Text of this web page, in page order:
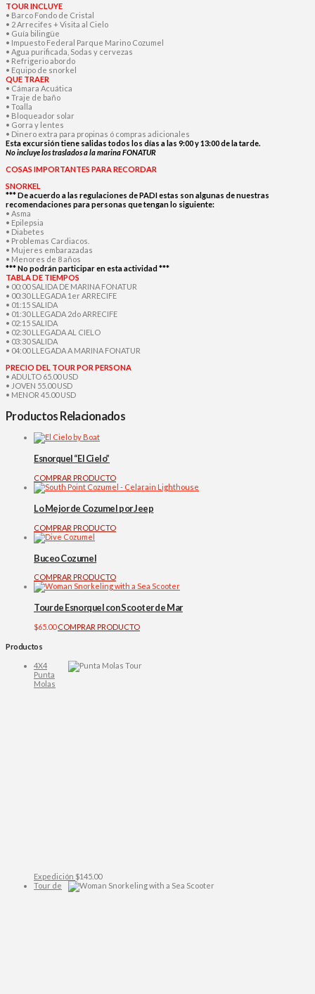
TOUR INCLUYE
• Barco Fondo de Cristal
• 2 Arrecifes + Visita al Cielo
• Guía bilingüe
• Impuesto Federal Parque Marino Cozumel
• Agua purificada, Sodas y cervezas
• Refrigerio abordo
• Equipo de snorkel
QUE TRAER
• Cámara Acuática
• Traje de baño
• Toalla
• Bloqueador solar
• Gorra y lentes
• Dinero extra para propinas ó compras adicionales
Esta excursión tiene salidas todos los días a las 9:00 y 13:00 de la tarde.
No incluye los traslados a la marina FONATUR
COSAS IMPORTANTES PARA RECORDAR
SNORKEL
*** De acuerdo a las regulaciones de PADI estas son algunas de nuestras
recomendaciones para personas que tengan lo siguiente:
• Asma
• Epilepsia
• Diabetes
• Problemas Cardiacos.
• Mujeres embarazadas
• Menores de 8 años
*** No podrán participar en esta actividad ***
TABLA DE TIEMPOS
• 00:00 SALIDA DE MARINA FONATUR
• 00:30 LLEGADA 1er ARRECIFE
• 01:15 SALIDA
• 01:30 LLEGADA 2do ARRECIFE
• 02:15 SALIDA
• 02:30 LLEGADA AL CIELO
• 03:30 SALIDA
• 04:00 LLEGADA A MARINA FONATUR
PRECIO DEL TOUR POR PERSONA
• ADULTO 65.00 USD
• JOVEN 55.00 USD
• MENOR 45.00 USD
Productos Relacionados
Esnorquel “El Cielo”
COMPRAR PRODUCTO
Lo Mejor de Cozumel por Jeep
COMPRAR PRODUCTO
Buceo Cozumel
COMPRAR PRODUCTO
Tour de Esnorquel con Scooter de Mar
$65.00 COMPRAR PRODUCTO
Productos
4X4
Punta
Molas
Expedición $145.00
Tour de